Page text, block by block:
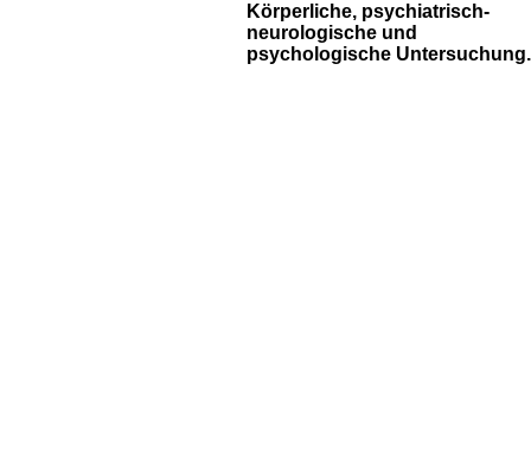
Körperliche, psychiatrisch-
neurologische und
psychologische Untersuchung.